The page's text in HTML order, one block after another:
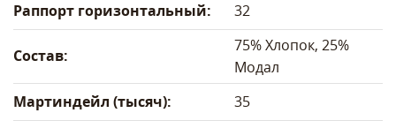
Раппорт горизонтальный:
32
Состав:
75% Хлопок, 25%
Модал
Мартиндейл (тысяч):
35